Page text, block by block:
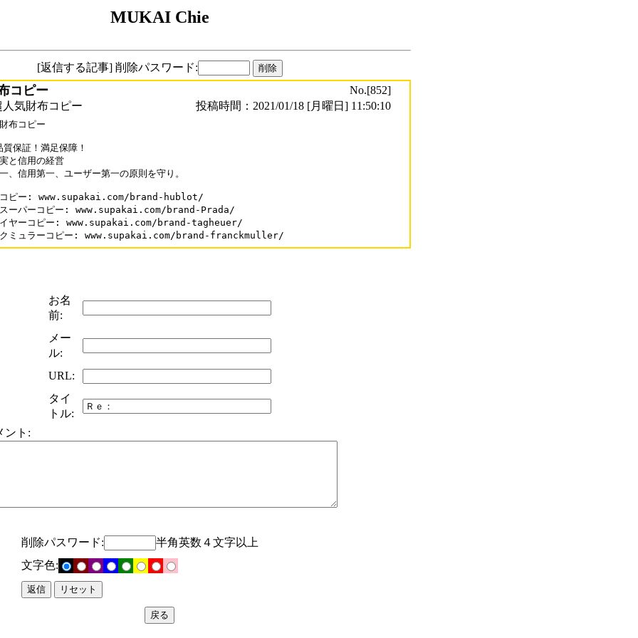
MUKAI Chie
[返信する記事] 削除パスワード:
コピー
No.[852]
気財布コピー
投稿時間：2021/01/18 [月曜日] 11:50:10
布コピー
質保証！満足保障！
と信用の経営
、信用第一、ユーザー第一の原則を守り。
コピー: www.supakai.com/brand-hublot/
スーパーコピー: www.supakai.com/brand-Prada/
イヤーコピー: www.supakai.com/brand-tagheuer/
クミュラーコピー: www.supakai.com/brand-franckmuller/
お名
前:
メー
ル:
URL:
タイ
トル:
ント:
削除パスワード:
半角英数４文字以上
文字色: